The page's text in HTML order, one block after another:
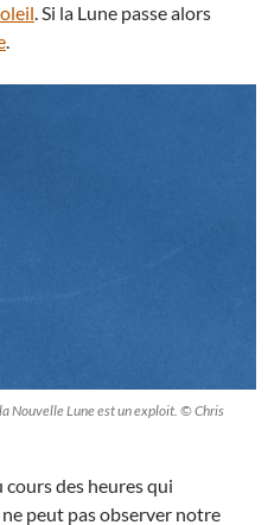
. Si la Lune passe alors
.
Nouvelle Lune est un exploit. © Chris
cours des heures qui
peut pas observer notre